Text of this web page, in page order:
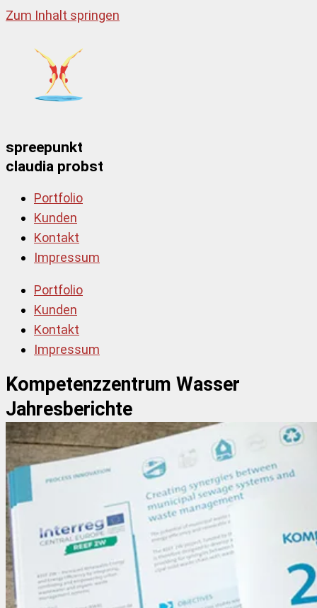
Zum Inhalt springen
spreepunkt
claudia probst
Portfolio
Kunden
Kontakt
Impressum
Portfolio
Kunden
Kontakt
Impressum
Kompetenzzentrum Wasser
Jahresberichte